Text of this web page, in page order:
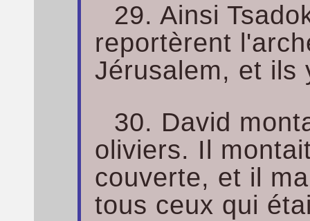
29. Ainsi
reportèrent
Jérusalem, et ils
30. David
oliviers. Il
couverte, et il
tous ceux qui